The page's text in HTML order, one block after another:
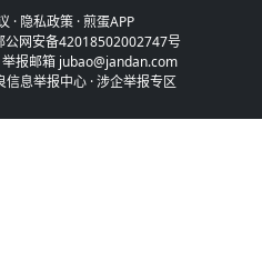
· 隐私政策·煎蛋APP
公网安备42018502002747号
报邮箱 jubao@jandan.com
信息举报中心 ·涉企举报专区